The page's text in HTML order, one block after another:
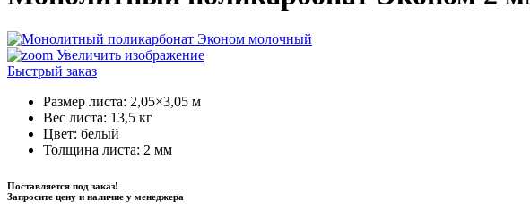
Увеличить изображение
Быстрый заказ
Размер листа: 2,05×3,05 м
Вес листа: 13,5 кг
Цвет: белый
Толщина листа: 2 мм
Поставляется под заказ!
Запросите цену и наличие у менеджера